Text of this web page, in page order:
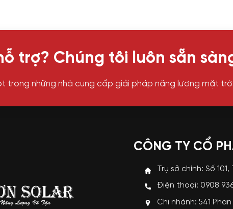
trợ? Chúng tôi luôn sẵn
trong những nhà cung cấp giải pháp năng lượng mặt
CÔNG TY CỔ
Trụ sở chính: Số 101,
Điện thoại: 0908 936
Chi nhánh: 541